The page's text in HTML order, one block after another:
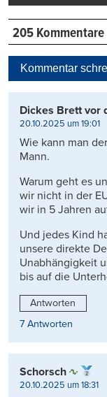
205 Kommentare
Kommentar
Dickes Brett vor
20.10.2025 um 19:01
Wie kann man
Mann.
Warum geht es
wir nicht in der
wir in 5 Jahren
Und jedes Kind
unsere direkte
Unabhängigkeit
bis auf die
Antworten
7 Antworten
Schorsch
20.10.2025 um 18:31